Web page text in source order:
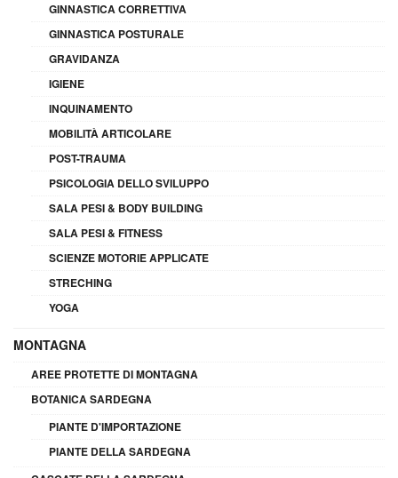
GINNASTICA CORRETTIVA
GINNASTICA POSTURALE
GRAVIDANZA
IGIENE
INQUINAMENTO
MOBILITÀ ARTICOLARE
POST-TRAUMA
PSICOLOGIA DELLO SVILUPPO
SALA PESI & BODY BUILDING
SALA PESI & FITNESS
SCIENZE MOTORIE APPLICATE
STRECHING
YOGA
MONTAGNA
AREE PROTETTE DI MONTAGNA
BOTANICA SARDEGNA
PIANTE D'IMPORTAZIONE
PIANTE DELLA SARDEGNA